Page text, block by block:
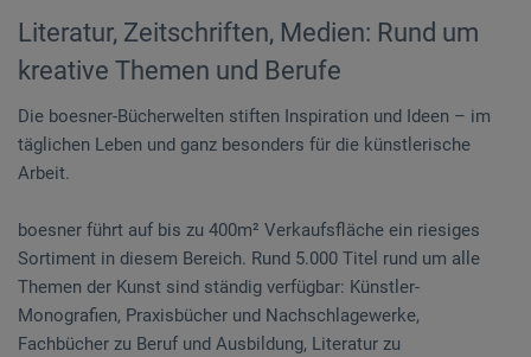
Literatur, Zeitschriften, Medien: Rund um
kreative Themen und Berufe
Die boesner-Bücherwelten stiften Inspiration und Ideen – im
täglichen Leben und ganz besonders für die künstlerische
Arbeit.
boesner führt auf bis zu 400m² Verkaufsfläche ein riesiges
Sortiment in diesem Bereich. Rund 5.000 Titel rund um alle
Themen der Kunst sind ständig verfügbar: Künstler-
Monografien, Praxisbücher und Nachschlagewerke,
Fachbücher zu Beruf und Ausbildung, Literatur zu